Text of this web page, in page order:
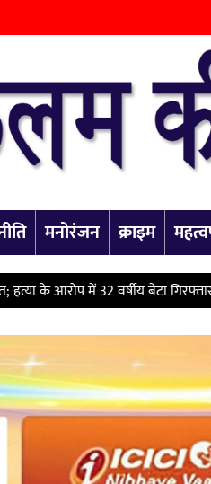
मनोरंजन क्राइम
वर्षीय बेटा गिरफ्तार | शतरंज की